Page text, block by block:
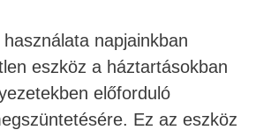
napjainkban
eszköz a háztartásokban
előforduló
Ez az eszköz